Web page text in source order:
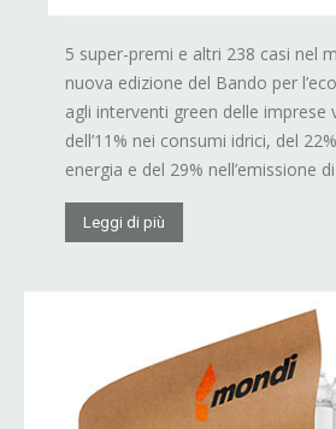
5 super-premi e altri 238 casi nel
nuova edizione del Bando per
agli interventi green delle imprese
dell’11% nei consumi idrici, del
energia e del 29% nell’emissione
Leggi di più